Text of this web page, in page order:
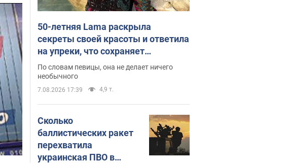
50-летняя Lama раскрыла
секреты своей красоты и ответила
на упреки, что сохраняет
молодость, ведь у нее нет детей
По словам певицы, она не делает ничего
необычного
7.08.2026 17:39 4,9 т.
Сколько
баллистических ракет
перехватила
украинская ПВО в